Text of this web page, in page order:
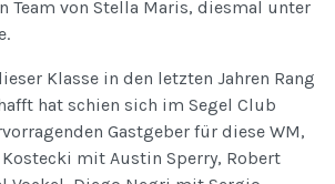
Team von Stella Maris, diesmal unter
Klasse in den letzten Jahren Rang
hat schien sich im Segel Club
Gastgeber für diese WM,
mit Austin Sperry, Robert